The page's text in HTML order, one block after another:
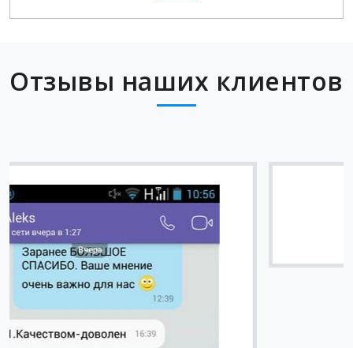
Отзывы наших клиентов
Вячеслав